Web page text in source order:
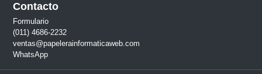
Contacto
Formulario
(011) 4686-2232
ventas@papelerainformaticaweb.com
WhatsApp